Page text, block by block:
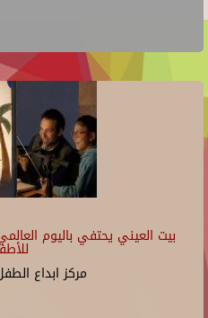
بيت العيني يحتفي باليوم
مركز ابداع